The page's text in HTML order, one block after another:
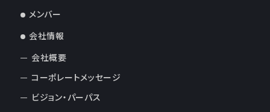
メンバー
会社情報
会社概要
コーポレートメッセージ
ビジョン・パーパス